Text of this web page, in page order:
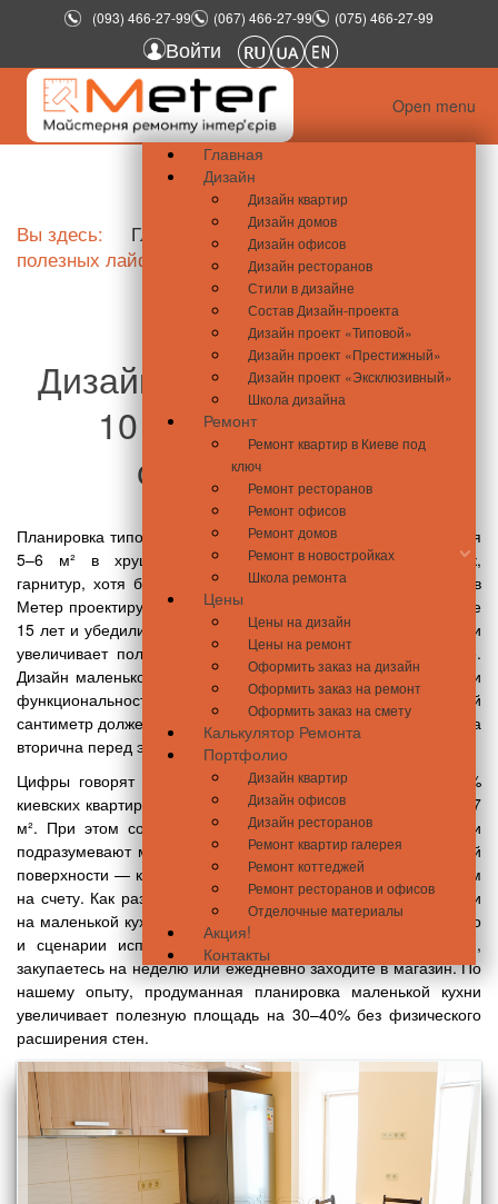
(093) 466-27-99 (067) 466-27-99 (075) 466-27-99
Войти
Open menu
Главная
Дизайн
Дизайн квартир
Дизайн домов
Дизайн офисов
Дизайн ресторанов
Стили в дизайне
Состав Дизайн-проекта
Дизайн проект «Типовой»
Дизайн проект «Престижный»
Дизайн проект «Эксклюзивный»
Школа дизайна
Ремонт
Ремонт квартир в Киеве под
ключ
Ремонт ресторанов
Ремонт офисов
Ремонт домов
Ремонт в новостройках
Школа ремонта
Цены
Цены на дизайн
Цены на ремонт
Оформить заказ на дизайн
Оформить заказ на ремонт
Оформить заказ на смету
Калькулятор Ремонта
Портфолио
Дизайн квартир
Дизайн офисов
Дизайн ресторанов
Ремонт квартир галерея
Ремонт коттеджей
Ремонт ресторанов и офисов
Отделочные материалы
Акция!
Контакты
Вы здесь: Главная Школа ремонта
полезных лайфхаков для маленькой кухни
Дизайн маленькой кухни:
10 лайфхаков для
обустройства
Планировка типовых квартир редко радует владельцев. Кухня
5–6 м² в хрущевке становится тетрисом: холодильник,
гарнитур, хотя бы складной стол — и места уже нет. Мы в
Метер проектируем интерьеры малогабаритных кухонь более
15 лет и убедились: грамотное обустройство маленькой кухни
увеличивает полезную площадь на треть, иногда — вдвое.
Дизайн маленькой кухни — не компромисс между красотой и
функциональностью. Это шахматная партия, где каждый
сантиметр должен работать на комфорт жильцов, а стилистика
вторична перед эргономикой.
Цифры говорят сами за себя. Статистика показывает: 67%
киевских квартир старого фонда имеют кухни площадью до 7
м². При этом современные требования к эргономике кухни
подразумевают минимум 12 точек хранения и 1,2 м рабочей
поверхности — как в авиаконструировании, где каждый грамм
на счету. Как разместить всё необходимое, где хранить вещи
на маленькой кухне? Следует учитывать не только мебель, но
и сценарии использования: готовите раз в день или три,
закупаетесь на неделю или ежедневно заходите в магазин. По
нашему опыту, продуманная планировка маленькой кухни
увеличивает полезную площадь на 30–40% без физического
расширения стен.